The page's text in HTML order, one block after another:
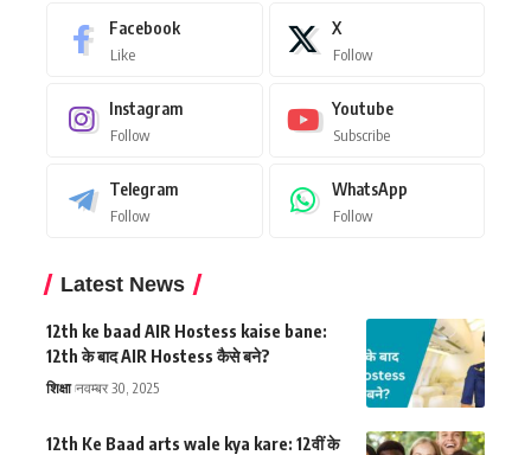
Facebook
Like
X
Follow
Instagram
Follow
Youtube
Subscribe
Telegram
Follow
WhatsApp
Follow
Latest News
12th ke baad AIR Hostess kaise bane:
12th के बाद AIR Hostess कैसे बने?
शिक्षा नवम्बर 30, 2025
12th Ke Baad arts wale kya kare: 12वीं के